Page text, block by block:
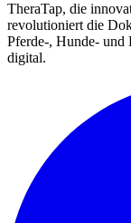
TheraTap, die
revolutioniert die
Pferde-, Hunde- und
digital.